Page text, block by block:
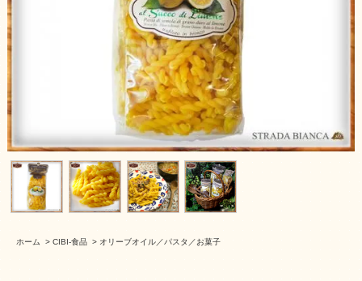
ホーム > CIBI-食品 > オリーブオイル／パスタ／お菓子